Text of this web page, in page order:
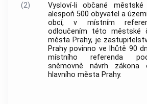
(2)
Vysloví-li občané
alespoň 500 obyvatel a
obcí, v místním
odloučením této městské
města Prahy, je
Prahypovinno ve lhůtě 90
místního referenda
sněmovně návrh
hlavního města Prahy.